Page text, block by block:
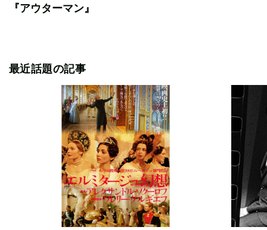
『アウターマン』
最近話題の記事